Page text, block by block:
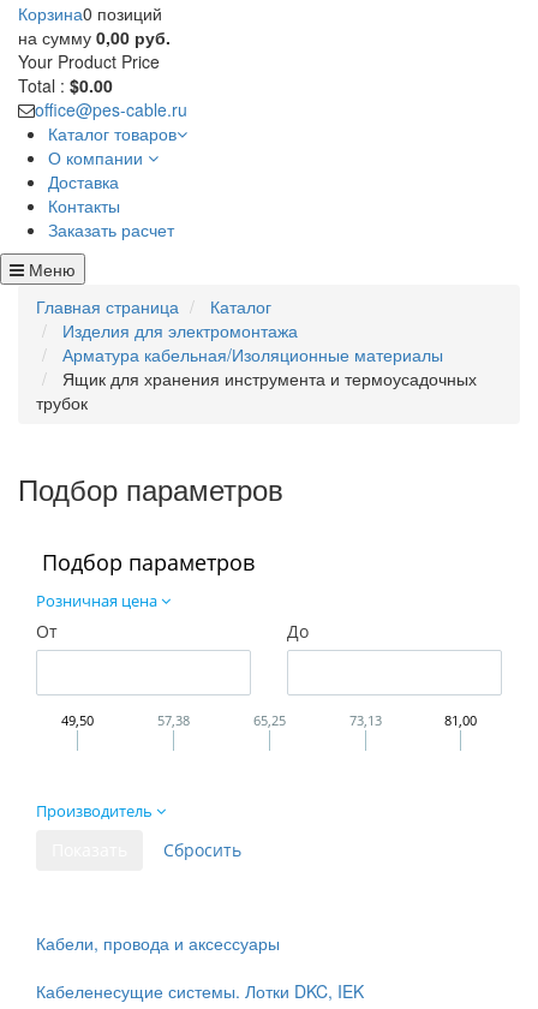
Корзина0 позиций
на сумму 0,00 руб.
Your Product Price
Total : $0.00
office@pes-cable.ru
Каталог товаров
О компании
Доставка
Контакты
Заказать расчет
Меню
Главная страница
Каталог
Изделия для электромонтажа
Арматура кабельная/Изоляционные материалы
Ящик для хранения инструмента и термоусадочных
трубок
Подбор параметров
Подбор параметров
Розничная цена
От До
49,50 57,38 65,25 73,13 81,00
Производитель
Кабели, провода и аксессуары
Кабеленесущие системы. Лотки DKC, IEK